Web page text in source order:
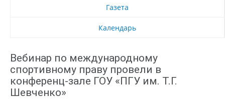
Газета
Календарь
Вебинар по международному
спортивному праву провели в
конференц-зале ГОУ «ПГУ им. Т.Г.
Шевченко»